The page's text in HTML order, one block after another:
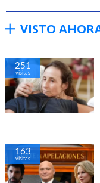
VISTO
251
visitas
163
visitas